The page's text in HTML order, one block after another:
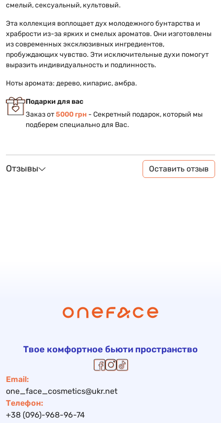
смелый, сексуальный, культовый.
Эта коллекция воплощает дух молодежного бунтарства и
храбрости из-за ярких и смелых ароматов. Они изготовлены
из современных эксклюзивных ингредиентов,
пробуждающих чувство. Эти исключительные духи помогут
выразить индивидуальность и подлинность.
Ноты аромата: дерево, кипарис, амбра.
Подарки для вас
Заказ от5000 грн - Секретный подарок, который мы
подберем специально для Вас.
Отзывы Оставить отзыв
Твое комфортное бьюти пространство
Email:
one_face_cosmetics@ukr.net
Телефон:
+38 (096)-968-96-74